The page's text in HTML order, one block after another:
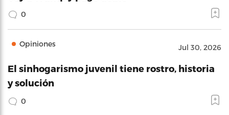
0
Opiniones Jul 30, 2026
El sinhogarismo juvenil tiene rostro, historia
y solución
0